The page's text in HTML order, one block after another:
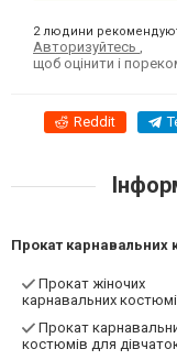
2 людини
Авторизуйтесь
щоб оцінити і
Reddit
Прокат карнавальних
Прокат жіночих
карнавальних
Прокат
костюмів для